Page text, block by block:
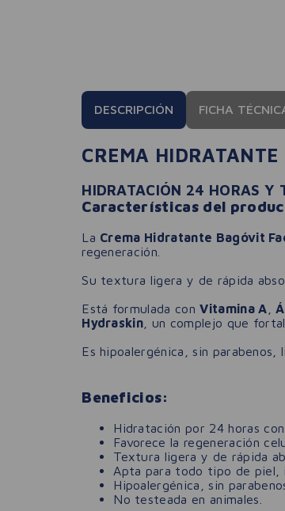
DESCRIPCIÓN FICHA
CREMA
HIDRATACIÓN 24 HORAS Y
Características del
La Crema Hidratante Bagóvit
regeneración.
Su textura ligera y de rápida
Está formulada conVitamina A ,
Hydraskin , un complejo que
Es hipoalergénica, sin
Beneficios:
Hidratación por 24 horas
Favorece la regeneración
Textura ligera y de rápida
Apta para todo tipo de piel,
Hipoalergénica, sin
No testeada en animales.